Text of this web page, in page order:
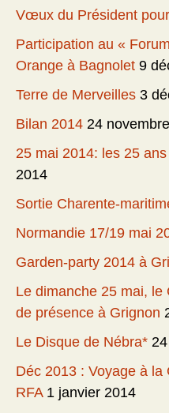
Vœux du Président
Participation au «
Orange à Bagnolet 9
Terre de Merveilles 3
Bilan 2014 24
25 mai 2014: les 25
2014
Sortie Charente-
Normandie 17/19 mai
Garden-party 2014 à
Le dimanche 25 mai,
de présence à Grignon
Le Disque de Nébra*
Déc 2013 : Voyage à
RFA 1 janvier 2014